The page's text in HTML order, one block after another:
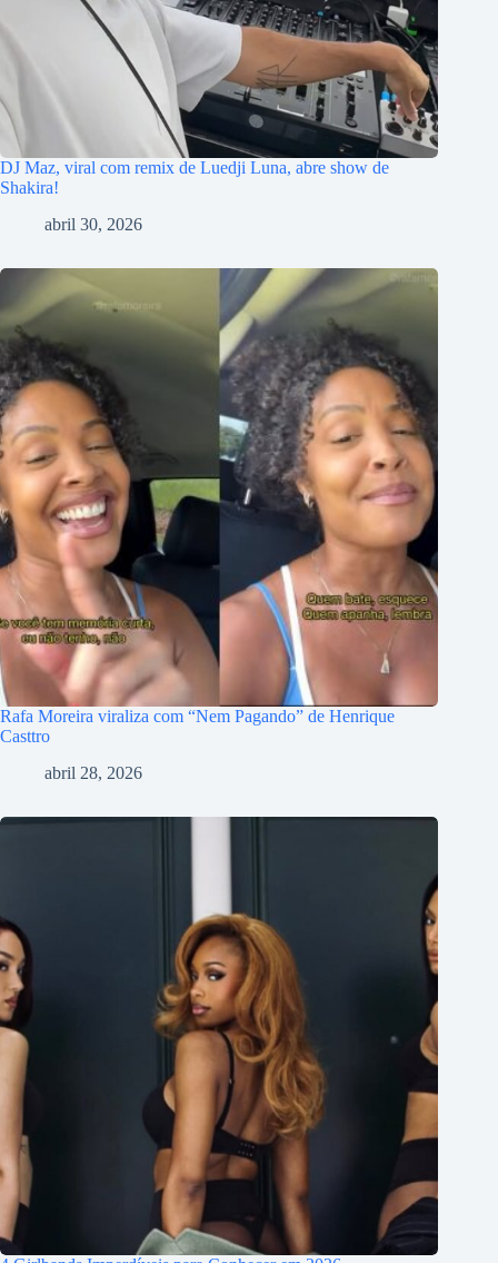
DJ Maz, viral com remix de Luedji Luna, abre show de
Shakira!
abril 30, 2026
Rafa Moreira viraliza com “Nem Pagando” de Henrique
Casttro
abril 28, 2026